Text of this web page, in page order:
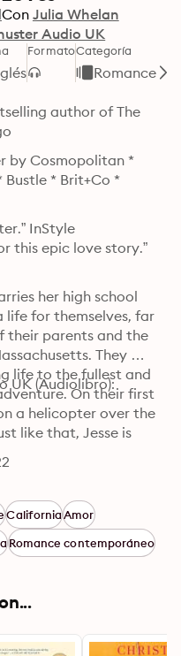
Con Julia Whelan
Audio UK
FormatoCategoría
Romance
author of The
by Cosmopolitan *
Bustle * Brit+Co *
InStyle
this epic love story.”
her high school
life for themselves, far
their parents and the
They
life to the fullest and
On their first
a helicopter over the
like that, Jesse is
home in an effort to
later, now in her
Sam, and finds
Emma and Sam get
come home to her.
while trying to
UK (Audiolibro):
CaliforniaAmor
Romance contemporáneo